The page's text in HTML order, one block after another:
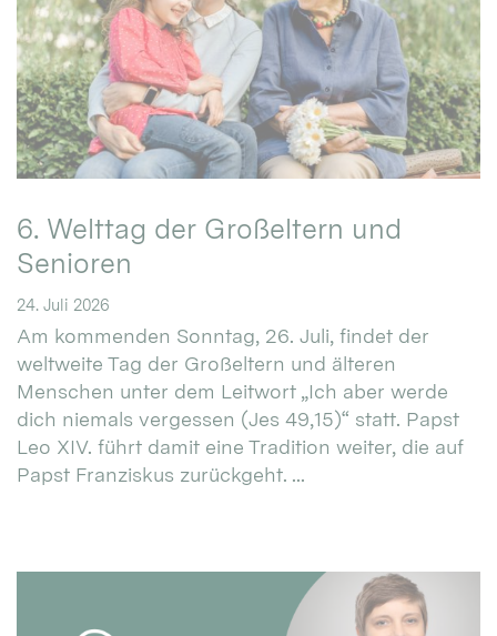
6. Welttag der Großeltern und
Senioren
24. Juli 2026
Am kommenden Sonntag, 26. Juli, findet der
weltweite Tag der Großeltern und älteren
Menschen unter dem Leitwort „Ich aber werde
dich niemals vergessen (Jes 49,15)“ statt. Papst
Leo XIV. führt damit eine Tradition weiter, die auf
Papst Franziskus zurückgeht. ...